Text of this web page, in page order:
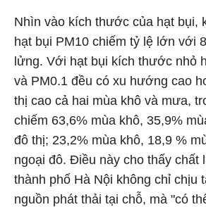
Nhìn vào kích thước của hạt bụi,
hạt bụi PM10 chiếm tỷ lệ lớn với
lửng. Với hạt bụi kích thước nhỏ
và PM0.1 đều có xu hướng cao
thị cao cả hai mùa khô và mưa,
chiếm 63,6% mùa khô, 35,9%
đô thị; 23,2% mùa khô, 18,9 %
ngoại đô. Điều này cho thấy chất
thành phố Hà Nội không chỉ chịu
nguồn phát thải tại chỗ, mà "có